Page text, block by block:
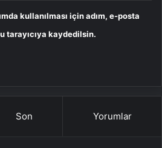
kullanılması için adım, e-posta
tarayıcıya kaydedilsin.
Son Yorumlar